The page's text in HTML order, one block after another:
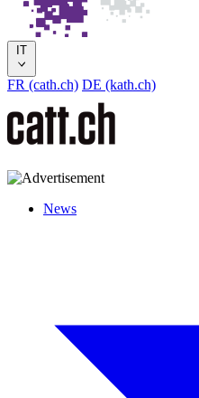
IT
FR (cath.ch) DE (kath.ch)
News